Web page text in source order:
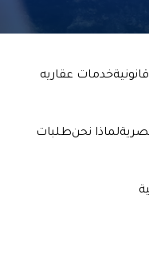
خدمات عقاريه
لماذا نحنطلبات